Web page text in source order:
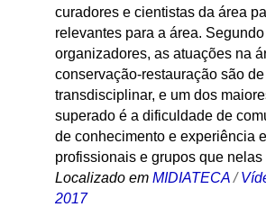
curadores e cientistas da área
relevantes para a área.
organizadores, as atuações na
conservação-restauração são
transdisciplinar, e um dos
superado é a dificuldade de
de conhecimento e experiência
profissionais e grupos que nelas
Localizado em MIDIATECA /
2017